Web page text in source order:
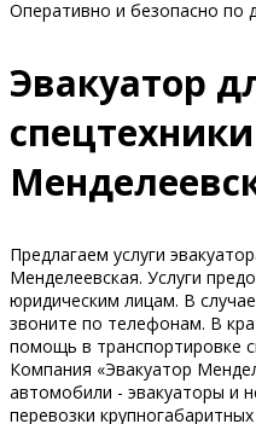
Оперативно и безопасно по
Эвакуатор
спецтехники
Предлагаем услуги
Менделеевская. Услуги
юридическим лицам. В
звоните по телефонам. В
помощь в транспортировке
Компания «Эвакуатор
автомобили - эвакуаторы и
перевозки